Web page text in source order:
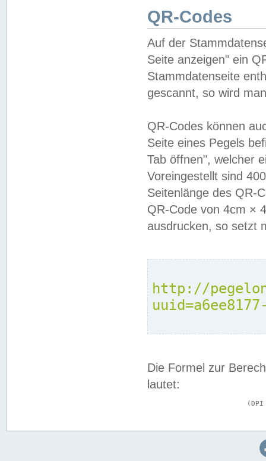
QR-Codes
Auf der
Seite anzeigen" ein
Stammdatenseite
gescannt, so wird
QR-Codes können
Seite eines Pegels
Tab öffnen", welcher
Voreingestellt sind
Seitenlänge des QR-
QR-Code von 4cm ×
ausdrucken, so setzt
http://
Die Formel zur
lautet: